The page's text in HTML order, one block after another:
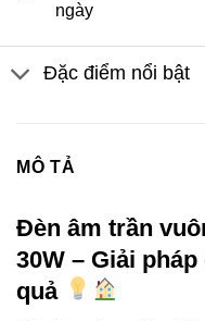
ngày
Đặc điểm nổi bật
MÔ TẢ
Đèn âm trần
30W – Giải
quả